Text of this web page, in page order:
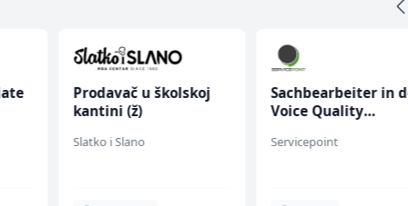
Sachbearbeiter in der
Voice Quality
Servicepoint
Električar (m)
Mountain